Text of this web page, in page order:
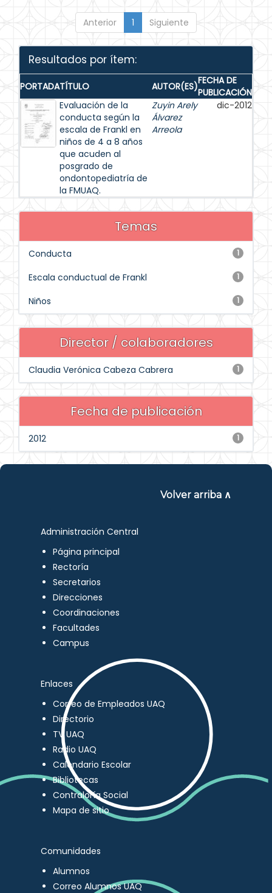
Anterior 1 Siguiente
Resultados por ítem:
PORTADATÍTULO AUTOR(ES)FECHA DE
PUBLICACIÓN
Evaluación de la
conducta según la
escala de Frankl en
niños de 4 a 8 años
que acuden al
posgrado de
ondontopediatría de
la FMUAQ.
Zuyin Arely
Álvarez
Arreola
dic-2012
Temas
1
Conducta
1
Escala conductual de Frankl
1
Niños
Director / colaboradores
1
Claudia Verónica Cabeza Cabrera
Fecha de publicación
1
2012
Volver arriba ∧
Administración Central
Página principal
Rectoría
Secretarios
Direcciones
Coordinaciones
Facultades
Campus
Enlaces
Correo de Empleados UAQ
Directorio
TV UAQ
Radio UAQ
Calendario Escolar
Bibliotecas
Contraloría Social
Mapa de sitio
Comunidades
Alumnos
Correo Alumnos UAQ